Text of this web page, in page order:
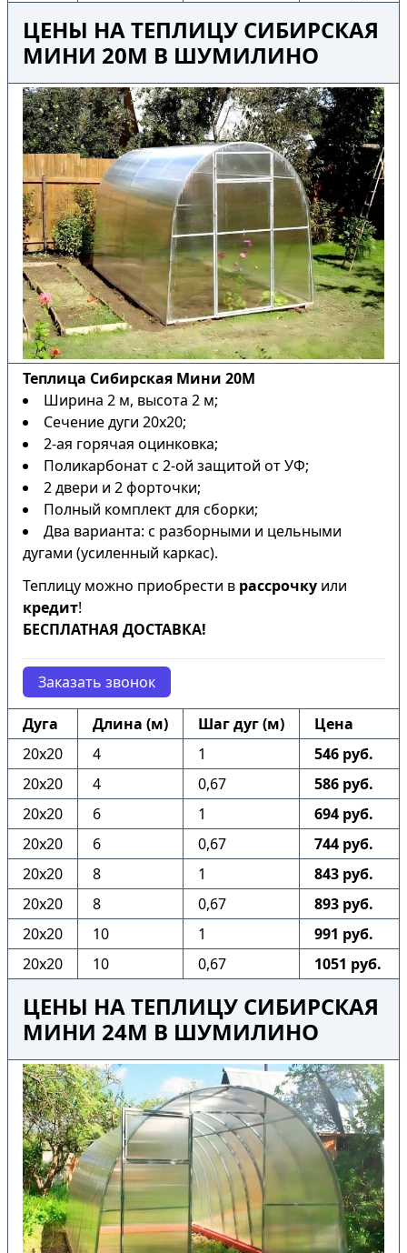
ЦЕНЫ НА ТЕПЛИЦУ СИБИРСКАЯ
МИНИ 20М В ШУМИЛИНО
Теплица Сибирская Мини 20М
Ширина 2 м, высота 2 м;
Сечение дуги 20х20;
2-ая горячая оцинковка;
Поликарбонат с 2-ой защитой от УФ;
2 двери и 2 форточки;
Полный комплект для сборки;
Два варианта: с разборными и цельными
дугами (усиленный каркас).
Теплицу можно приобрести в рассрочку или
кредит!
БЕСПЛАТНАЯ ДОСТАВКА!
Заказать звонок
Дуга Длина (м) Шаг дуг (м)
Цена
20х20
4 1
546 руб.
20х20
4 0,67
586 руб.
20х20
6 1
694 руб.
20х20
6 0,67
744 руб.
20х20
8 1
843 руб.
20х20
8 0,67
893 руб.
20х20
10 1
991 руб.
20х20
10 0,67 1051 руб.
ЦЕНЫ НА ТЕПЛИЦУ СИБИРСКАЯ
МИНИ 24М В ШУМИЛИНО